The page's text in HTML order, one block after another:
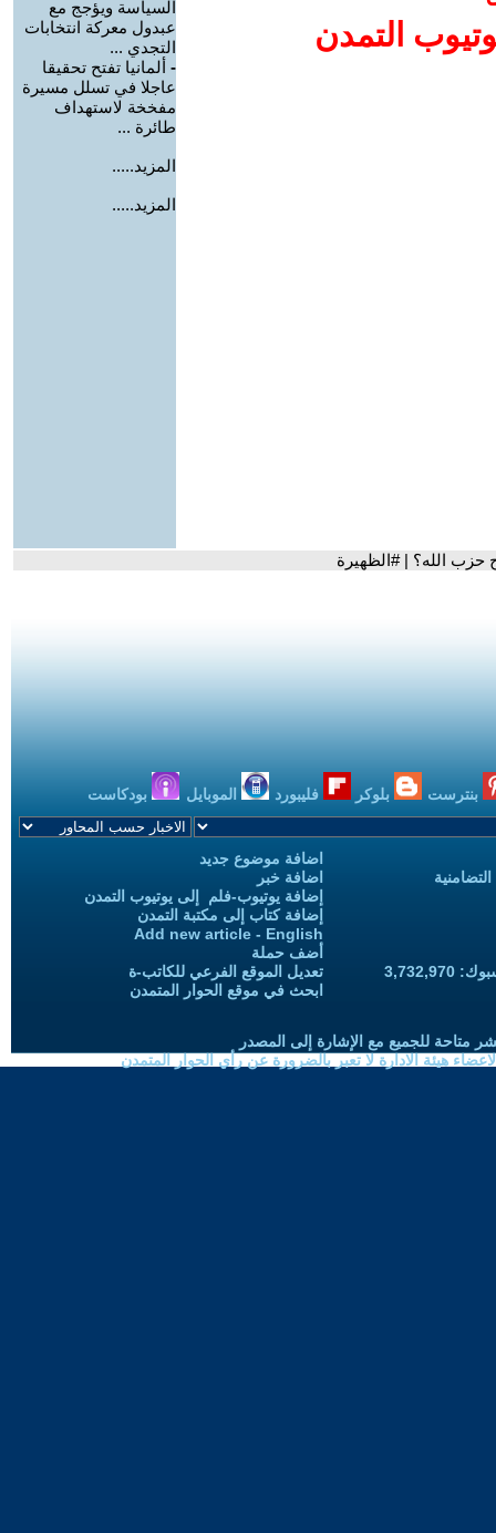
التمدن
السياسة ويؤجج مع
عبدول معركة انتخابات
التجدي ...
- ألمانيا تفتح تحقيقا
عاجلا في تسلل مسيرة
مفخخة لاستهداف
طائرة ...
المزيد.....
المزيد.....
الله؟ | #الظهيرة
بنترست بلوكر فليبورد الموبايل بودكاست
اضافة موضوع جديد
اضافة خبر
إضافة يوتيوب-فلم إلى يوتيوب التمدن
إضافة كتاب إلى مكتبة التمدن
Add new article - English
أضف حملة
تعديل الموقع الفرعي للكاتب-ة
ابحث في موقع الحوار المتمدن
متاحة للجميع مع الإشارة إلى المصدر
هيئة الادارة لا تعبر بالضرورة عن رأي الحوار المتمدن